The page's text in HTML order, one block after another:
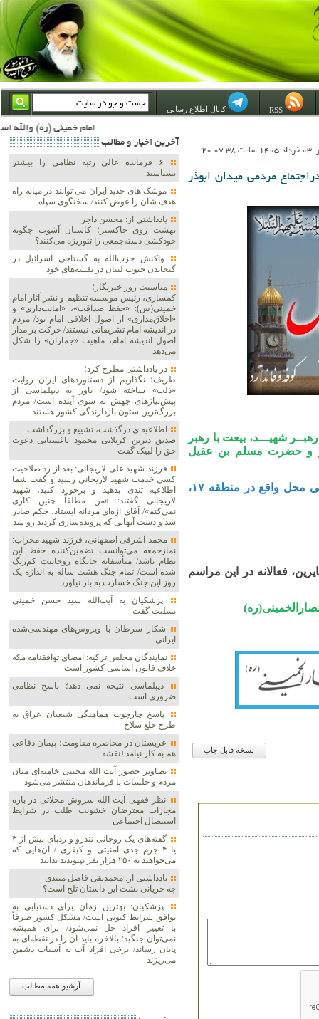
کانال اطلاع رسانی
امام خمینی (ره) والله اسلام تمامش سیاست است؛ ***** امام شهید: به گفتار امام و کردار امام اهتمام بورزید ***** امام خمینی(ره): ان شاء الله ما اندوه دلمان را در وقت مناسب با انتقام از امریکا و آل سعود برطرف خواهیم ساخت و
مردمی میدان ابوذر
شهیـــد، بیعت با رهبر
و حضرت مسلم بن عقیل
امشب سوم خرداد از ساعت ۲۰ با حضور هیئت های مذهبی محل واقع در منطقه ۱۷،
فعالانه در این مراسم
نسخه قابل چاپ
آخرين اخبار و مطالب
۶ فرمانده عالی رتبه نظامی را بیشتر
بشناسید
موشک های جدید ایران می توانند در میانه راه
هدف شان را عوض کنند/ سخنگوی سپاه
یادداشتی از: محسن داجر
بهشت روی خاکستر؛ کاسبان آشوب چگونه
خودکشی دسته‌جمعی را تئوریزه می‌کنند؟
واکنش حزب‌الله به گستاخی اسرائیل در
گنجاندن جنوب لبنان در نقشه‌های خود
مناسبت روز خبرنگار؛
کمساری، رئیس موسسه تنظیم و نشر آثار امام
خمینی(س): «حفظ صداقت»، «امانت‌داری» و
«اخلاق‌مداری» از اصول اخلاقی امام بود/ مردم
در اندیشه امام تشریفاتی نیستند/ حرکت بر مدار
اصول اندیشه امام، ماهیت «جماران» را شکل
می‌دهد
در یادداشتی مطرح کرد؛
ظریف؛ نگذاریم از دستاوردهای ایران روایت
«ذلت» ساخته شود/ باور به دیپلماسی از
پیش‌نیازهای جهش به سوی آینده است/ مردم
بزرگ‌ترین ستون بازدارندگی کشور هستند
اطلاعیه ی درگذشت، تشییع و بزرگداشت
صدیق دیرین کربلایی محمود باغستانی دعوت
حق را لبیک گفت
فرزند شهید علی لاریجانی: بعد از رد صلاحیت
کسی خدمت شهید لاریجانی رسید و گفت شما
اطلاعیه‌ تندی بدهید و برخورد کنید، شهید
لاریجانی گفتند: «من مطلقاً چنین کاری
نمی‌کنم»/ آقای اژه‌ای مردانه ایستاد، حکم صادر
شد و دست آنهایی که پرونده‌سازی کردند رو شد
محمد اشرفی اصفهانی، فرزند شهید محراب:
نمازجمعه می‌توانست تضمین‌کننده حفظ این
نظام باشد/ متأسفانه جایگاه روحانیت کم‌رنگ
شده است/ تمام جنگ هشت ساله به اندازه یک
روز این جنگ خسارت به بار نیاورد
پزشکیان به آیت‌الله سید حسن خمینی
تسلیت گفت
شکار سرطان با ویروس‌های مهندسی‌شده
ایرانی
نمایندگان مجلس ترکیه: امضای توافقنامه مکه
خلاف قانون اساسی کشور است
دیپلماسی نتیجه‌ نمی دهد؛ پاسخ نظامی
ضروری است
پاسخ چارچوب هماهنگی شیعیان عراق به
طرح خلع سلاح
عربستان در محاصره مقاومت؛ پیمان دفاعی
هم به کار نیامد+نقشه
تصاویر حضور آیت الله مجتبی خامنه‌ای میان
مردم و جلسات با فرماندهان منتشر می‌شود
نظر فقهی آیت الله سروش محلاتی در باره
مجازات معترضان خشونت طلب در شرایط
استیصال اجتماعی
گفته‌های یک روحانی تندرو و ردپای بیش از ۳
یا ۴ جرم جدی امنیتی و کیفری / آن‌هایی که
می‌خواهند به ۲۵۰ هزار نفر بپیوندند بدانند
یادداشتی از: محمدتقی فاضل میبدی
چه جریانی پشت این داستان تلخ است؟
پزشکیان‌: بهترین زمان برای دستیابی به
توافق شرایط کنونی است/ مشکل کشور صرفاً
با تغییر افراد حل نمی‌شود/ برای همیشه
نمی‌توان جنگید؛ بالاخره باید آن را در نقطه‌ای به
پایان رساند/ برخی افراد آب به آسیاب دشمن
می‌ریزند
آرشیو همه مطالب